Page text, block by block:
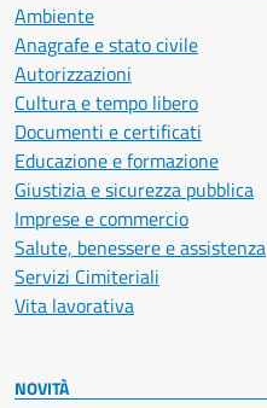
Ambiente
Anagrafe e stato civile
Autorizzazioni
Cultura e tempo libero
Documenti e certificati
Educazione e formazione
Giustizia e sicurezza pubblica
Imprese e commercio
Salute, benessere e assistenza
Servizi Cimiteriali
Vita lavorativa
NOVITÀ